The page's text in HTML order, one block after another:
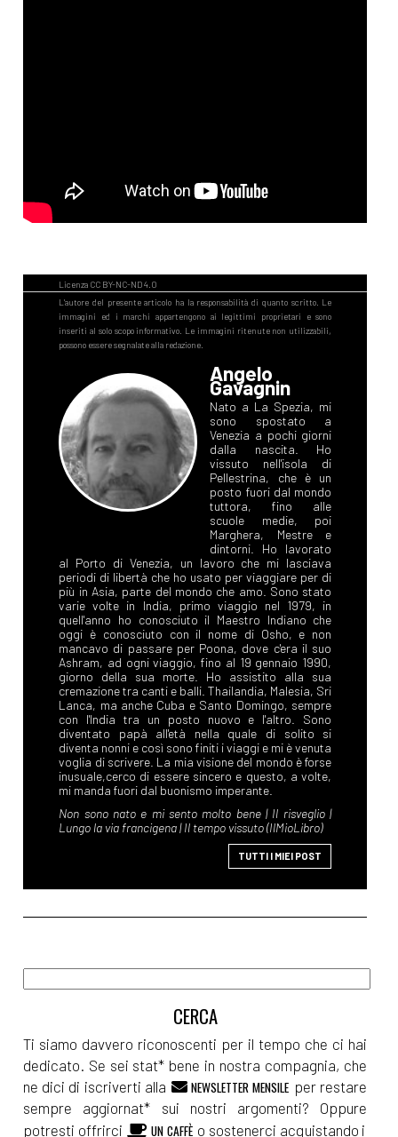
Angelo
Gavagnin
TUTTI I MIEI POST
Ti siamo davvero riconoscenti per il tempo che ci hai
dedicato. Se sei stat* bene in nostra compagnia, che
ne dici di iscriverti alla
NEWSLETTER MENSILE per restare
sempre aggiornat* sui nostri argomenti? Oppure
potresti offrirci
UN CAFFÈ o sostenerci acquistando i